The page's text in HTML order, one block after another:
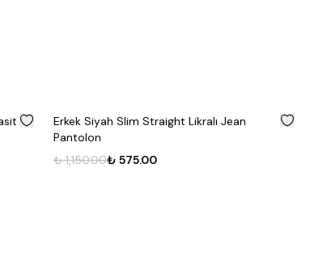
% 50 50
Erkek Likralı Regular Fit Lacivert Jean
Pantolon
₺ 1,972.00₺ 986.00